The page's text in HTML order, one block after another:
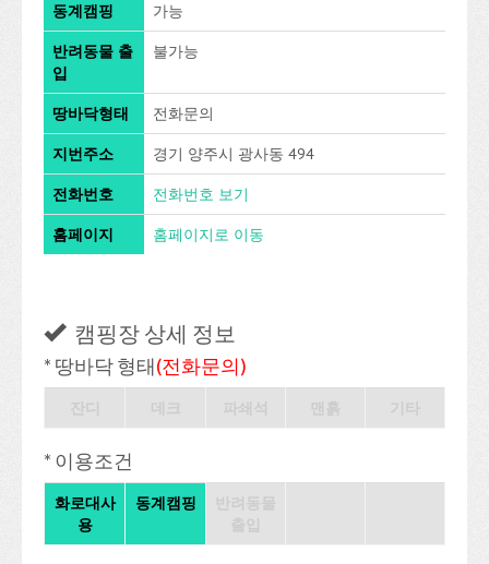
동계캠핑 가능
반려동물 출
입
불가능
땅바닥형태 전화문의
지번주소 경기 양주시 광사동 494
전화번호 전화번호 보기
홈페이지 홈페이지로 이동
캠핑장 상세 정보
* 땅바닥 형태(전화문의)
* 이용조건
화로대사
용
동계캠핑